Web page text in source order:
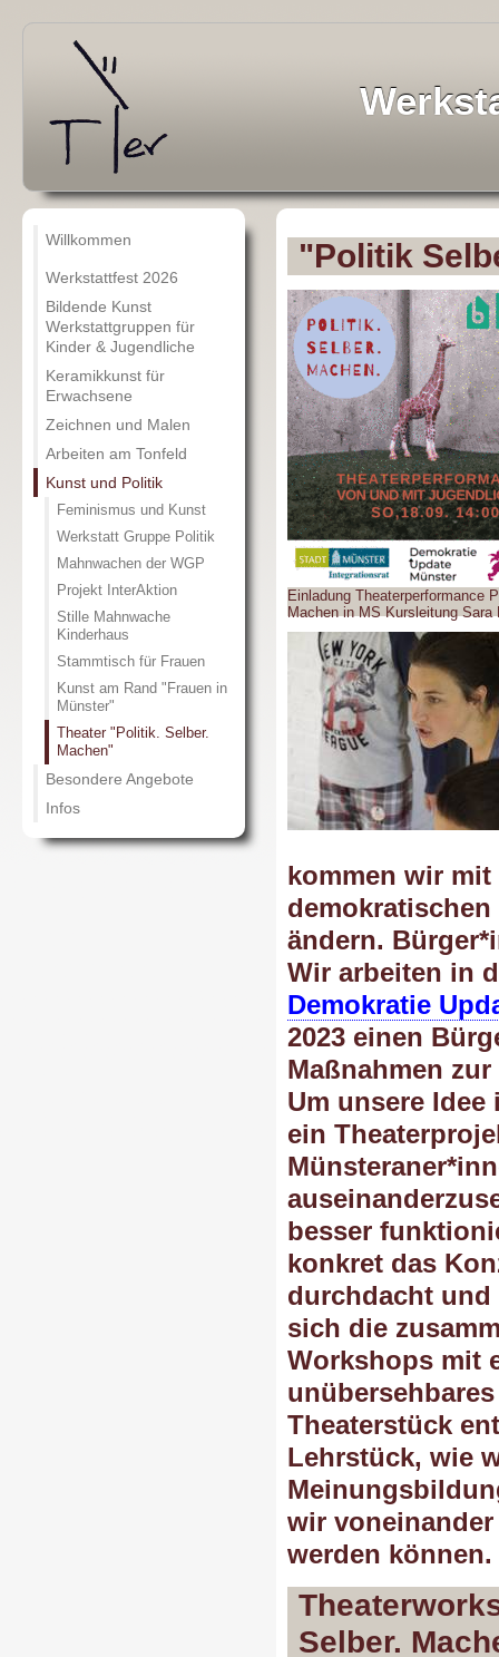
Willkommen
Werkstattfest 2026
Bildende Kunst
Werkstattgruppen für
Kinder & Jugendliche
Keramikkunst für
Erwachsene
Zeichnen und Malen
Arbeiten am Tonfeld
Kunst und Politik
Feminismus und Kunst
Werkstatt Gruppe Politik
Mahnwachen der WGP
Projekt InterAktion
Stille Mahnwache
Kinderhaus
Stammtisch für Frauen
Kunst am Rand "Frauen in
Münster"
Theater "Politik. Selber.
Machen"
Besondere Angebote
Infos
"Politik
Einladung Theaterperformance
Machen in MS Kursleitung Sara
kommen wir
ändern.
Wir arbeiten in
Demokratie
2023 einen
Maßnahmen
Um unsere
ein
besser
konkret das
durchdacht und
sich die
Workshops mit
Theaterstück
Lehrstück, wie
wir
werden können.
Selber.